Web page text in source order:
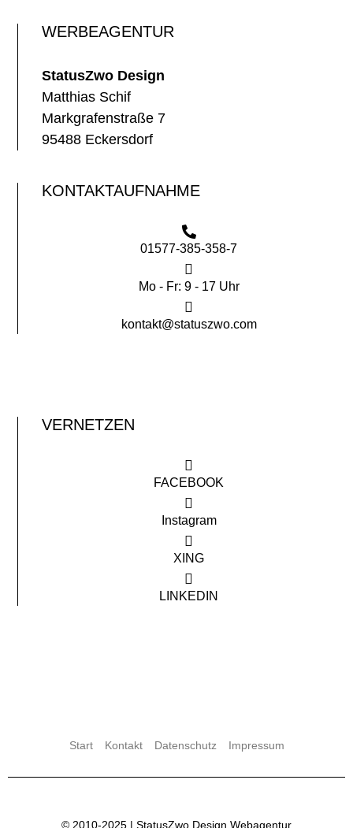
WERBEAGENTUR
StatusZwo Design
Matthias Schif
Markgrafenstraße 7
95488 Eckersdorf
KONTAKTAUFNAHME
01577-385-358-7
Mo - Fr: 9 - 17 Uhr
kontakt@statuszwo.com
VERNETZEN
FACEBOOK
Instagram
XING
LINKEDIN
Start Kontakt Datenschutz Impressum
© 2010-2025 | StatusZwo Design Webagentur